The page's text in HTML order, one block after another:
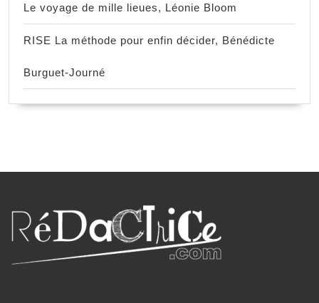
Le voyage de mille lieues, Léonie Bloom
RISE La méthode pour enfin décider, Bénédicte
Burguet-Journé